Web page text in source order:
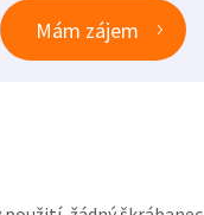
na Facebooku
Mám zájem